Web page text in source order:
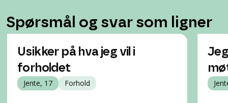
Spørsmål og svar som ligner
Usikker på hva jeg vil i
forholdet
Jente, 17 Forhold